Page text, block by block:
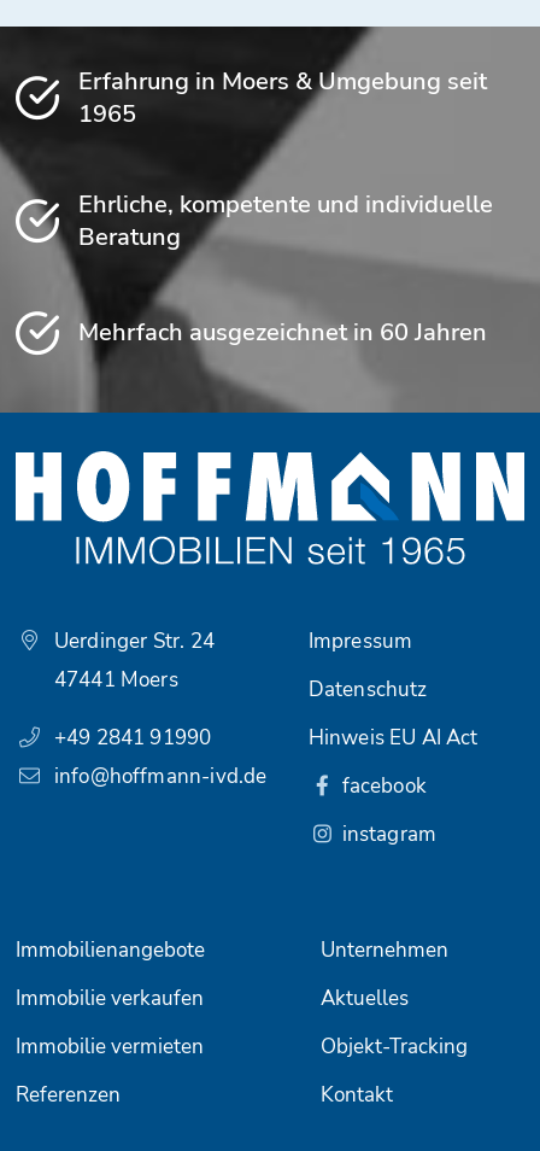
Erfahrung in Moers & Umgebung seit
1965
Ehrliche, kompetente und individuelle
Beratung
Mehrfach ausgezeichnet in 60 Jahren
Uerdinger Str. 24
47441 Moers
+49 2841 91990
info@hoffmann-ivd.de
Immobilienangebote
Unternehmen
Immobilie verkaufen
Aktuelles
Immobilie vermieten
Objekt-Tracking
Referenzen
Kontakt
Impressum
Datenschutz
Hinweis EU AI Act
facebook
instagram